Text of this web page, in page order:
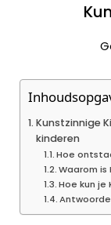
Kunstzinnige
kinderen
Hoe
Waarom is
Hoe kun je